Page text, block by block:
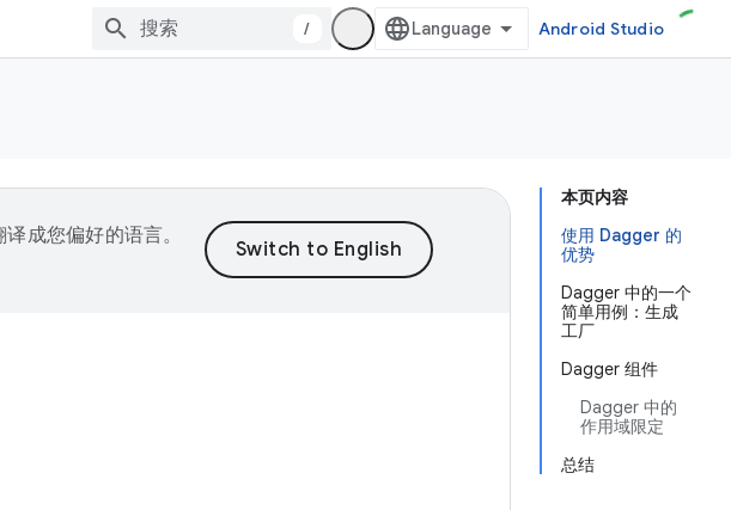
/ Android Studio
本页内容
使用 Dagger 的
优势
Dagger 中的一个
简单用例：生成
工厂
Dagger 组件
Dagger 中的
作用域限定
总结
成您偏好的语言。